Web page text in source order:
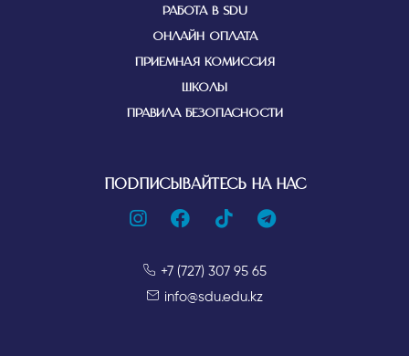
РАБОТА В SDU
ОНЛАЙН ОПЛАТА
ПРИЕМНАЯ КОМИССИЯ
ШКОЛЫ
ПРАВИЛА БЕЗОПАСНОСТИ
ПОДПИСЫВАЙТЕСЬ НА НАС
+7 (727) 307 95 65
info@sdu.edu.kz